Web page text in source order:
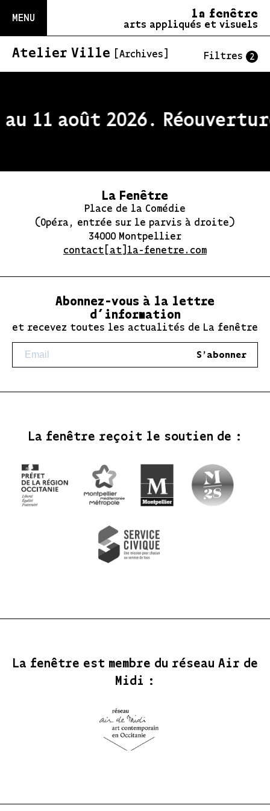
MENU la fenêtre
arts appliqués et visuels
Atelier Ville [Archives] Filtres 2
11 août 2026.
La Fenêtre
Place de la Comédie
(Opéra, entrée sur le parvis à droite)
34000 Montpellier
contact[at]la-fenetre.com
Abonnez-vous à la lettre
d’information
et recevez toutes les actualités de La fenêtre
S'abonner
La fenêtre reçoit le soutien de :
La fenêtre est membre du réseau Air de
Midi :